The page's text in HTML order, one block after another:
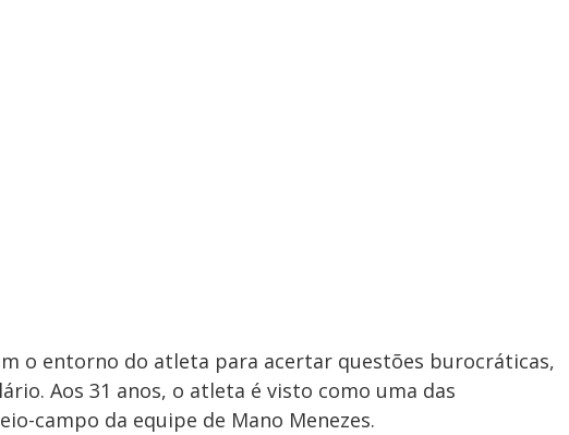
o entorno do atleta para acertar questões burocráticas,
Aos 31 anos, o atleta é visto como uma das
campo da equipe de Mano Menezes.